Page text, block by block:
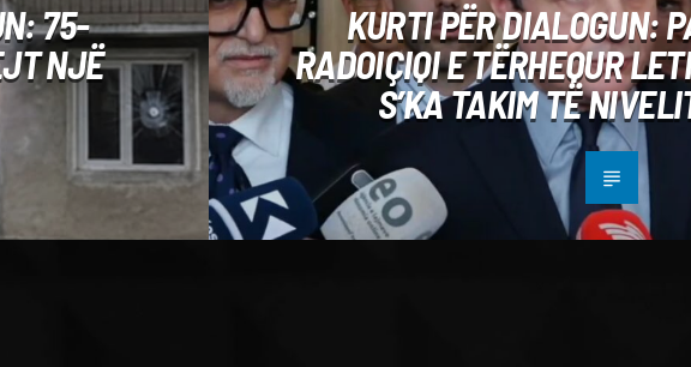
75-
NJË
KURTI PËR DIALOGUN:
RADOIÇIQI E TËRHEQUR
S’KA TAKIM TË